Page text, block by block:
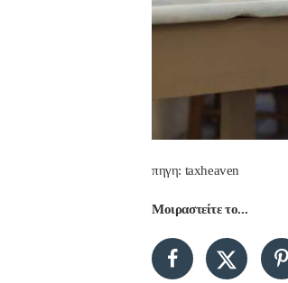
πηγη: taxheaven
Μοιραστείτε το...